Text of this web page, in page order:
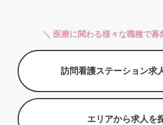
＼ 医療に関わる様々な職種で募
訪問看護ステーション求
エリアから求人を